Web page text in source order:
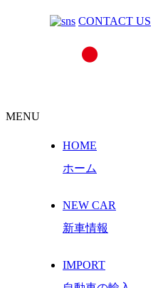
CONTACT US
MENU
HOME
ホーム
NEW CAR
新車情報
IMPORT